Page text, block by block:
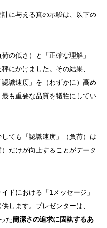
に与える真の示唆は、以下の
の低さ）と「正確な理解」
にかけました。その結果、
識速度」を（わずかに）高め
も重要な品質を犠牲にしてい
ても「認識速度」（負荷）は
だけが向上することがデータ
ドにおける「1メッセージ」
します。プレゼンターは、
た簡潔さの追求に固執するあ